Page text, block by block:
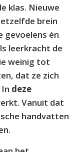
klas. Nieuwe
brein
gevoelens én
leerkracht de
weinig tot
dat ze zich
deze
Vanuit dat
handvatten